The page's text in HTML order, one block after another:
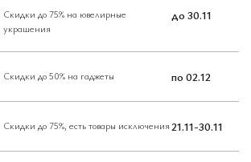
Скидки до 75% на ювелирные
украшения
до 30.11
Скидки до 50% на гаджеты по 02.12
Скидки до 75%, есть товары исключения 21.11-30.11